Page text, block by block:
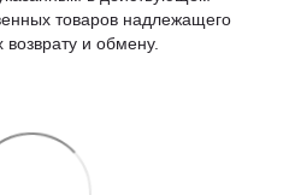
товаров надлежащего
и обмену.